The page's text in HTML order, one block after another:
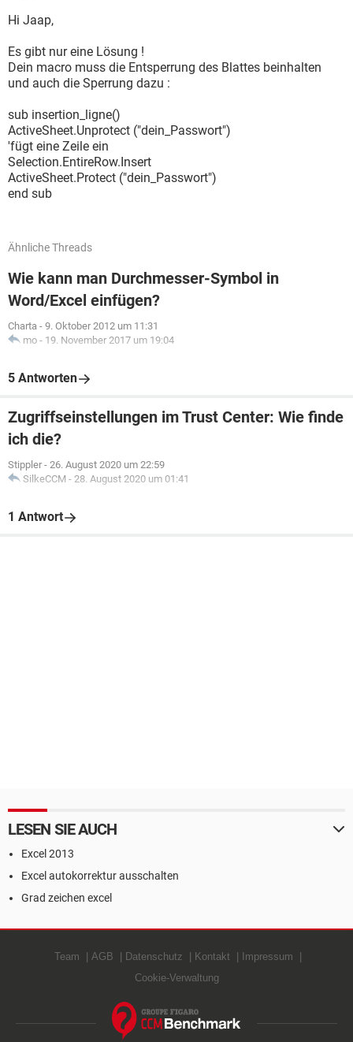
Hi Jaap,
Es gibt nur eine Lösung !
Dein macro muss die Entsperrung des Blattes beinhalten
und auch die Sperrung dazu :
sub insertion_ligne()
ActiveSheet.Unprotect ("dein_Passwort")
'fügt eine Zeile ein
Selection.EntireRow.Insert
ActiveSheet.Protect ("dein_Passwort")
end sub
Ähnliche Threads
Wie kann man Durchmesser-Symbol in
Word/Excel einfügen?
Charta - 9. Oktober 2012 um 11:31
mo - 19. November 2017 um 19:04
5 Antworten
Zugriffseinstellungen im Trust Center: Wie finde
ich die?
Stippler - 26. August 2020 um 22:59
SilkeCCM - 28. August 2020 um 01:41
1 Antwort
LESEN SIE AUCH
Excel 2013
Excel autokorrektur ausschalten
Grad zeichen excel
Team AGB Datenschutz Kontakt
Impressum
Cookie-Verwaltung